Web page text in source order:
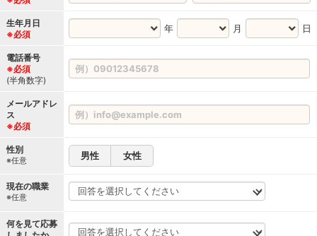
生年月日
※必須
年 月 日
電話番号
※必須
(半角数字)
メールアドレ
ス
※必須
性別
※任意 男性 女性
現在の職業
※任意
何を見て応募